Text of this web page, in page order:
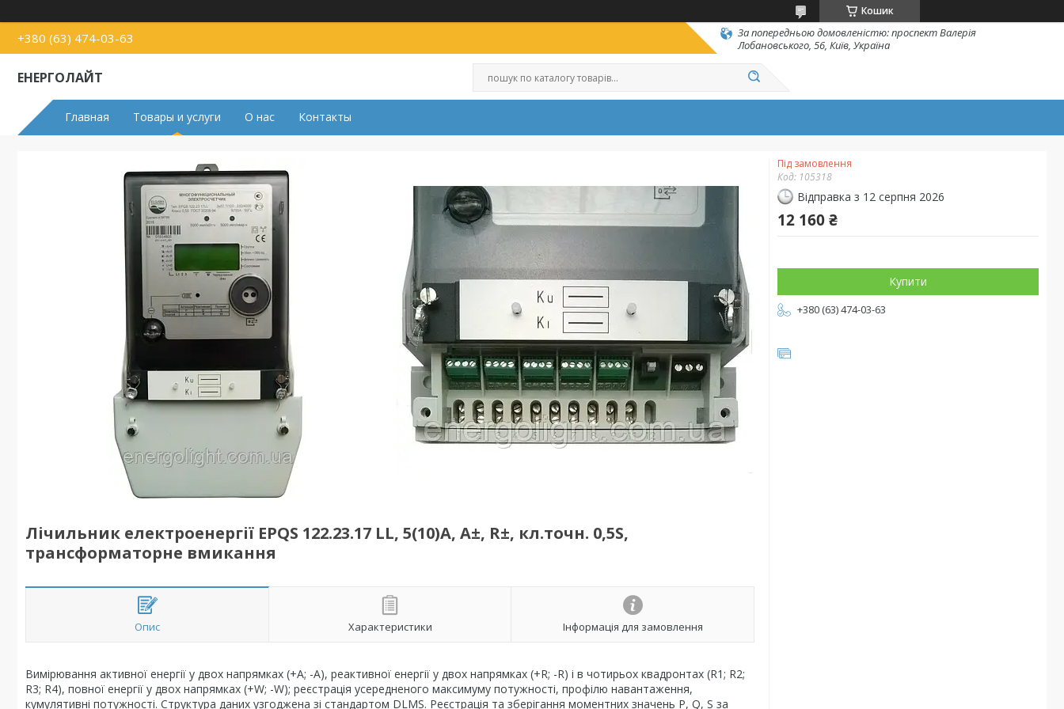
Кошик
+380 (63) 474-03-63
За попередньою домовленістю: проспект Валерія
Лобановського, 56, Київ, Україна
ЕНЕРГОЛАЙТ
Главная Товары и услуги О нас Контакты
Лічильник електроенергії EPQS 122.23.17 LL, 5(10)А, A±, R±, кл.точн. 0,5S,
трансформаторне вмикання
Опис Характеристики Інформація для замовлення
Вимірювання активної енергії у двох напрямках (+A; -A), реактивної енергії у двох напрямках (+R; -R) і в чотирьох квадронтах (R1; R2;
R3; R4), повної енергії у двох напрямках (+W; -W); реєстрація усередненого максимуму потужності, профілю навантаження,
кумулятивні потужності. Структура даних узгоджена зі стандартом DLMS. Реєстрація та зберігання моментних значень P, Q, S за
Під замовлення
Код: 105318
Відправка з 12 серпня 2026
12 160 ₴
Купити
+380 (63) 474-03-63